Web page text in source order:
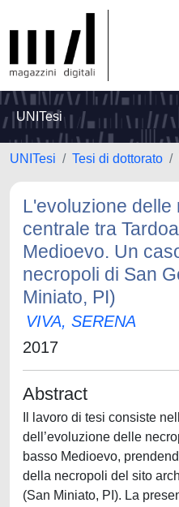
UNITesi
UNITesi Tesi di dottorato
L'evoluzione delle
centrale tra
Medioevo. Un
necropoli di San
Miniato, PI)
VIVA, SERENA
2017
Abstract
Il lavoro di tesi consiste
dell’evoluzione delle
basso Medioevo,
della necropoli del sito
(San Miniato, PI). La